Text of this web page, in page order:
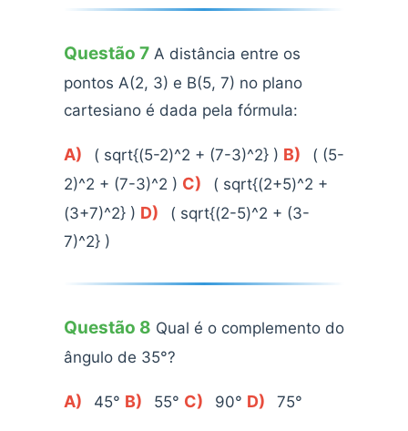
Questão 7 A distância entre os
pontos A(2, 3) e B(5, 7) no plano
cartesiano é dada pela fórmula:
A) ( sqrt{(5-2)^2 + (7-3)^2} ) B)
( (5-
2)^2 + (7-3)^2 ) C)
( sqrt{(2+5)^2 +
(3+7)^2} ) D)
( sqrt{(2-5)^2 + (3-
7)^2} )
Questão 8 Qual é o complemento do
ângulo de 35°?
A) 45° B) 55° C) 90° D) 75°